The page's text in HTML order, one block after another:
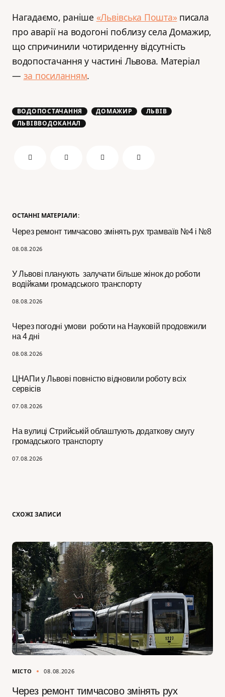
ОСТАННІ МАТЕРІАЛИ:
Через ремонт тимчасово змінять рух трамваїв №4 і №8
08.08.2026
У Львові планують залучати більше жінок до роботи
водійками громадського транспорту
08.08.2026
Через погодні умови роботи на Науковій продовжили
на 4 дні
08.08.2026
ЦНАПи у Львові повністю відновили роботу всіх
сервісів
07.08.2026
На вулиці Стрийській облаштують додаткову смугу
громадського транспорту
07.08.2026
Нагадаємо, раніше «Львівська Пошта» писала
про аварії на водогоні поблизу села Домажир,
що спричинили чотириденну відсутність
водопостачання у частині Львова. Матеріал
— за посиланням.
ВОДОПОСТАЧАННЯ ДОМАЖИР
ЛЬВІВ
ЛЬВІВВОДОКАНАЛ
СХОЖІ ЗАПИСИ
МІСТО 08.08.2026
Через ремонт тимчасово змінять рух